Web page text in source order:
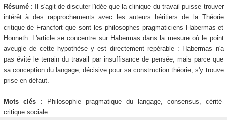
Résumé: Il s'agit de discuter l'idée que la clinique du travail puisse trouver
intérêt à des rapprochements avec les auteurs héritiers de la Théorie
critique de Francfort que sont les philosophes pragmaticiens Habermas et
Honneth. L'article se concentre sur Habermas dans la mesure où le point
aveugle de cette hypothèse y est directement repérable : Habermas n'a
pas évité le terrain du travail par insuffisance de pensée, mais parce que
sa conception du langage, décisive pour sa construction théorie, s'y trouve
prise en défaut.
Mots clés: Philosophie pragmatique du langage, consensus, cérité-
critique sociale